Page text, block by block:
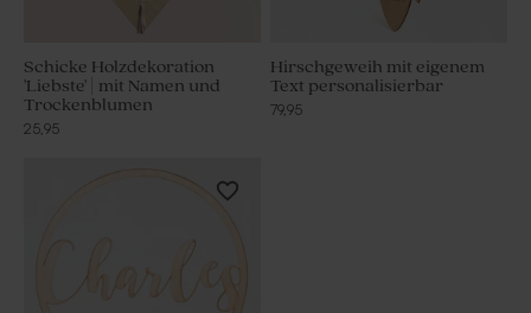
Schicke Holzdekoration
'Liebste' | mit Namen und
Trockenblumen
25,95
Hirschgeweih mit eigenem
Text personalisierbar
79,95